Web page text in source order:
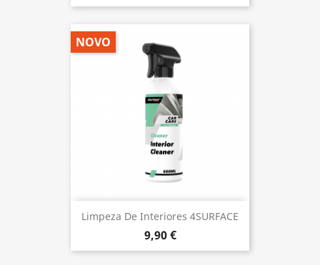
Limpeza De Interiores 4SURFACE
9,90 €
NOVO